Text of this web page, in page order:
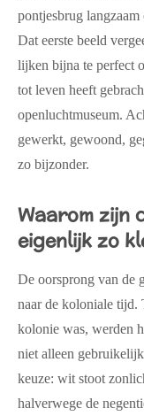
pontjesbrug
Dat eerste beeld
lijken bijna te perfect
tot leven heeft
openluchtmuseum.
gewerkt, gewoond,
zo bijzonder.
Waarom zijn
eigenlijk zo
De oorsprong van de
naar de koloniale tijd.
kolonie was, werden
niet alleen
keuze: wit stoot
halverwege de